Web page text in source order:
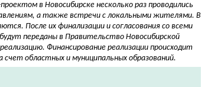
в Новосибирске несколько раз проводились
а также встречи с локальными жителями. В
После их финализации и согласования со всеми
переданы в Правительство Новосибирской
Финансирование реализации происходит
областных и муниципальных образований.